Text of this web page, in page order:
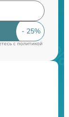
cполитикой